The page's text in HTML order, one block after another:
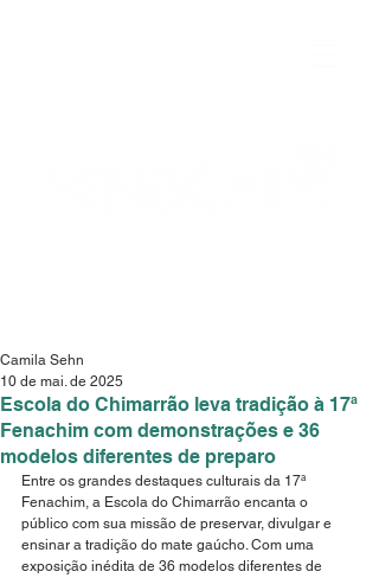
Escola do Chimarrão leva tradição à 17ª
Fenachim com demonstrações e 36
modelos diferentes de preparo
Camila Sehn
10 de mai. de 2025
Entre os grandes destaques culturais da 17ª
Fenachim, a Escola do Chimarrão encanta o
público com sua missão de preservar, divulgar e
ensinar a tradição do mate gaúcho. Com uma
exposição inédita de 36 modelos diferentes de